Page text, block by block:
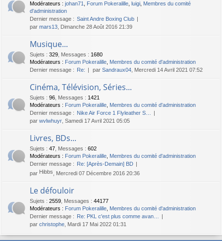
Modérateurs : johan71 Forum Pokeralille luigi Membres du comité
d'administration
Dernier message : Saint Andre Boxing Club
par mars13 , Dimanche 28 Août 2016 21:39
Musique...
Sujets : 329 Messages : 1680
Modérateurs : Forum Pokeralille Membres du comité d'administration
Dernier message : Re: par Sandraux04 , Mercredi 14 Avril 2021 07:52
Cinéma, Télévision, Séries...
Sujets : 96 Messages : 1421
Modérateurs : Forum Pokeralille Membres du comité d'administration
Dernier message : Nike Air Force 1 Flyleather S…
par wvlwhuyr , Samedi 17 Avril 2021 05:05
Livres, BDs...
Sujets : 47 Messages : 602
Modérateurs : Forum Pokeralille Membres du comité d'administration
Dernier message : Re: [Après-Demain] BD
par Hibbs , Mercredi 07 Décembre 2016 20:36
Le défouloir
Sujets : 2559 Messages : 44177
Modérateurs : Forum Pokeralille Membres du comité d'administration
Dernier message : Re: PKL c'est plus comme avan…
par christophe , Mardi 17 Mai 2022 01:31